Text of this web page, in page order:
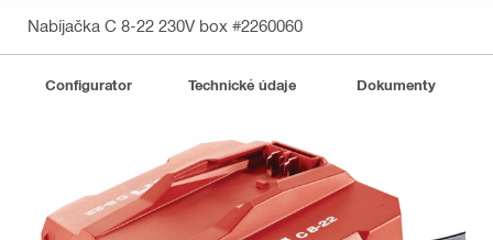
Nabíjačka C 8-22 230V box #2260060
Configurator Technické údaje Dokumenty